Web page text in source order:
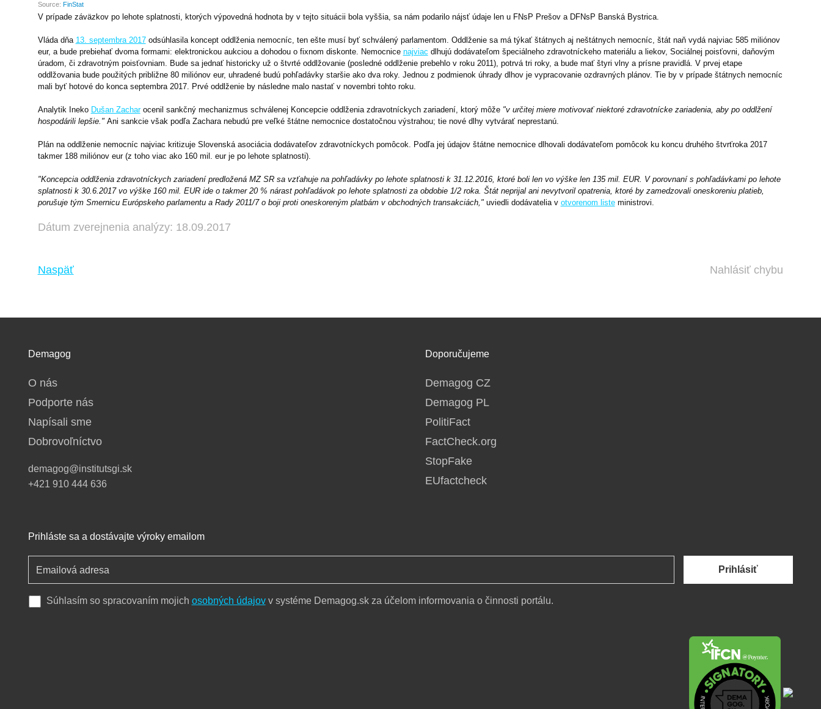
V prípade záväzkov po lehote splatnosti, ktorých výpovedná hodnota by v tejto situácii bola vyššia, sa nám podarilo nájsť údaje len u FNsP Prešov a DFNsP Banská Bystrica.
Vláda dňa 13. septembra 2017odsúhlasila koncept oddlženia nemocníc, ten ešte musí byť schválený parlamentom. Oddlženie sa má týkať štátnych aj neštátnych nemocníc, štát naň vydá najviac 585 miliónov
eur, a bude prebiehať dvoma formami: elektronickou aukciou a dohodou o fixnom diskonte. Nemocnice najviac dlhujú dodávateľom špeciálneho zdravotníckeho materiálu a liekov, Sociálnej poisťovni, daňovým
úradom, či zdravotným poisťovniam. Bude sa jednať historicky už o štvrté oddlžovanie (posledné oddlženie prebehlo v roku 2011), potrvá tri roky, a bude mať štyri vlny a prísne pravidlá. V prvej etape
oddlžovania bude použitých približne 80 miliónov eur, uhradené budú pohľadávky staršie ako dva roky. Jednou z podmienok úhrady dlhov je vypracovanie ozdravných plánov. Tie by v prípade štátnych nemocníc
mali byť hotové do konca septembra 2017. Prvé oddlženie by následne malo nastať v novembri tohto roku.
Analytik Ineko Dušan Zacharocenil sankčný mechanizmus schválenej Koncepcie oddlženia zdravotníckych zariadení, ktorý môže "v určitej miere motivovať niektoré zdravotnícke zariadenia, aby po oddlžení
hospodárili lepšie."Ani sankcie však podľa Zachara nebudú pre veľké štátne nemocnice dostatočnou výstrahou; tie nové dlhy vytvárať neprestanú.
Plán na oddlženie nemocníc najviac kritizuje Slovenská asociácia dodávateľov zdravotníckych pomôcok. Podľa jej údajov štátne nemocnice dlhovali dodávateľom pomôcok ku koncu druhého štvrťroka 2017
takmer 188 miliónov eur (z toho viac ako 160 mil. eur je po lehote splatnosti).
"Koncepcia oddlženia zdravotníckych zariadení predložená MZ SR sa vzťahuje na pohľadávky po lehote splatnosti k 31.12.2016, ktoré boli len vo výške len 135 mil. EUR. V porovnaní s pohľadávkami po lehote
splatnosti k 30.6.2017 vo výške 160 mil. EUR ide o takmer 20 % nárast pohľadávok po lehote splatnosti za obdobie 1/2 roka. Štát neprijal ani nevytvoril opatrenia, ktoré by zamedzovali oneskoreniu platieb,
porušuje tým Smernicu Európskeho parlamentu a Rady 2011/7 o boji proti oneskoreným platbám v obchodných transakciách,"uviedli dodávatelia v otvorenom listeministrovi.
Dátum zverejnenia analýzy: 18.09.2017
Naspäť Nahlásiť chybu
Demagog
O nás
Podporte nás
Napísali sme
Dobrovoľníctvo
demagog@institutsgi.sk
+421 910 444 636
Doporučujeme
Demagog CZ
Demagog PL
PolitiFact
FactCheck.org
StopFake
EUfactcheck
Prihláste sa a dostávajte výroky emailom
Prihlásiť
Súhlasím so spracovaním mojich osobných údajovv systéme Demagog.sk za účelom informovania o činnosti portálu.